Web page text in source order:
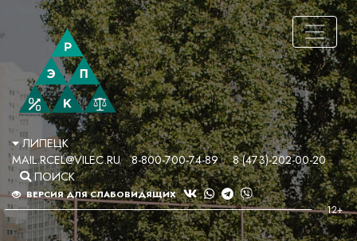
ЛИПЕЦК
MAIL.RCEL@VILEC.RU
8-800-700-74-89
8 (473)-202-00-20
ПОИСК
ВЕРСИЯ ДЛЯ СЛАБОВИДЯЩИХ